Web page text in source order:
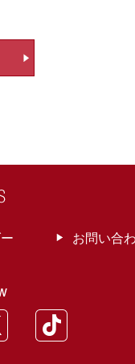
お問い合